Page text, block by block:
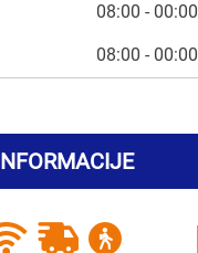
08:00 - 00:00
08:00 - 00:00